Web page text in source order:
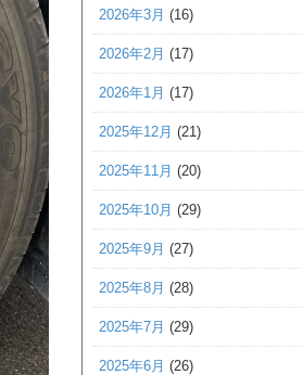
2026年3月 (16)
2026年2月 (17)
2026年1月 (17)
2025年12月 (21)
2025年11月 (20)
2025年10月 (29)
2025年9月 (27)
2025年8月 (28)
2025年7月 (29)
2025年6月 (26)